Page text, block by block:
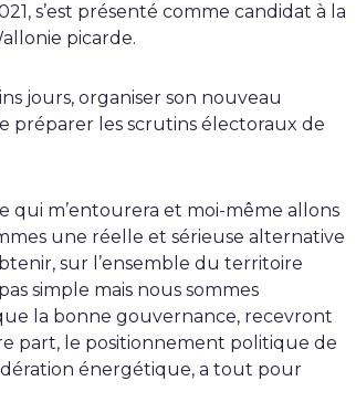
s’est présenté comme candidat à la
picarde.
jours, organiser son nouveau
préparer les scrutins électoraux de
qui m’entourera et moi-même allons
une réelle et sérieuse alternative
sur l’ensemble du territoire
simple mais nous sommes
la bonne gouvernance, recevront
part, le positionnement politique de
énergétique, a tout pour